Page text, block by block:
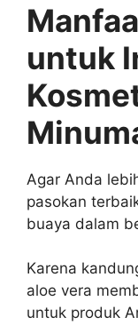
untuk
Agar Anda
pasokan
buaya dalam
Karena
aloe vera
untuk produk